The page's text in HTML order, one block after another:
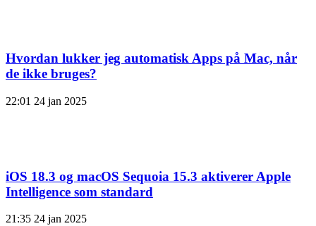
Hvordan lukker jeg automatisk Apps på Mac, når
de ikke bruges?
22:01 24 jan 2025
iOS 18.3 og macOS Sequoia 15.3 aktiverer Apple
Intelligence som standard
21:35 24 jan 2025